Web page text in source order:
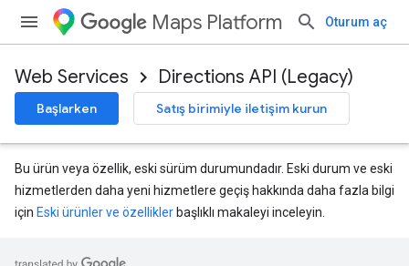
Maps Platform Oturum aç
Web Services Directions API (Legacy)
Başlarken Satış birimiyle iletişim kurun
Bu ürün veya özellik, eski sürüm durumundadır. Eski durum ve eski
hizmetlerden daha yeni hizmetlere geçiş hakkında daha fazla bilgi
için Eski ürünler ve özellikler başlıklı makaleyi inceleyin.